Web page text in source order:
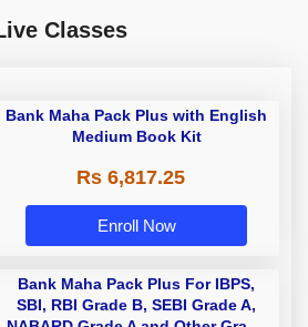
Classes
Bank Maha Pack Plus with English
Medium Book Kit
Rs 6,817.25
Enroll Now
Bank Maha Pack Plus For IBPS,
SBI, RBI Grade B, SEBI Grade A,